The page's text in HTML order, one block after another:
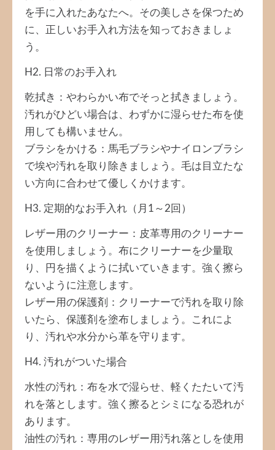
を手に入れたあなたへ。その美しさを保つため
に、正しいお手入れ方法を知っておきましょ
う。
H2. 日常のお手入れ
乾拭き：やわらかい布でそっと拭きましょう。
汚れがひどい場合は、わずかに湿らせた布を使
用しても構いません。
ブラシをかける：馬毛ブラシやナイロンブラシ
で埃や汚れを取り除きましょう。毛は目立たな
い方向に合わせて優しくかけます。
H3. 定期的なお手入れ（月1～2回）
レザー用のクリーナー：皮革専用のクリーナー
を使用しましょう。布にクリーナーを少量取
り、円を描くように拭いていきます。強く擦ら
ないように注意します。
レザー用の保護剤：クリーナーで汚れを取り除
いたら、保護剤を塗布しましょう。これによ
り、汚れや水分から革を守ります。
H4. 汚れがついた場合
水性の汚れ：布を水で湿らせ、軽くたたいて汚
れを落とします。強く擦るとシミになる恐れが
あります。
油性の汚れ：専用のレザー用汚れ落としを使用